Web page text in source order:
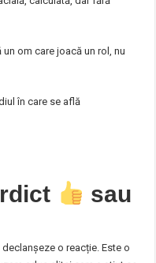
om care joacă un rol, nu
în care se află
sau
o reacție. Este o